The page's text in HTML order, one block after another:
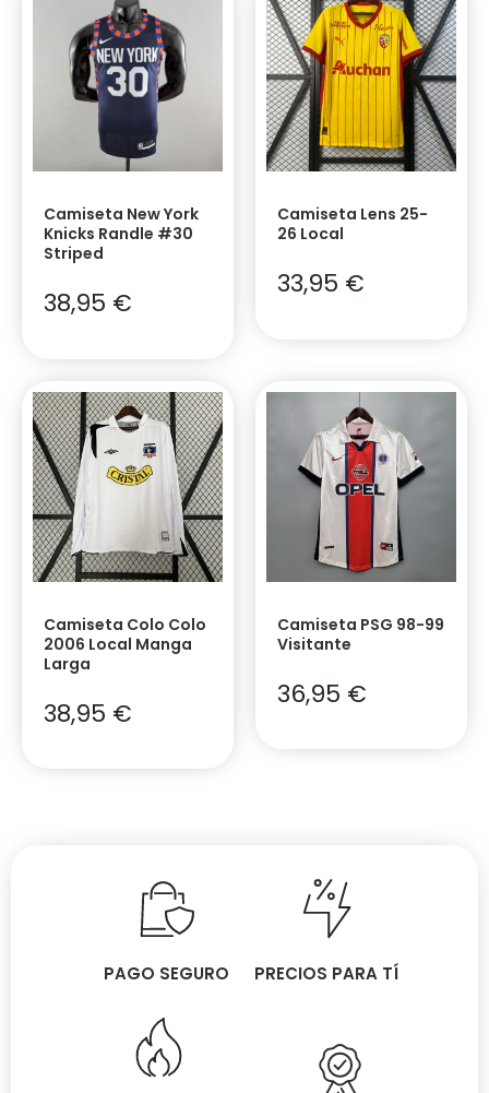
Camiseta New York
Knicks Randle #30
Striped
38,95 €
Camiseta Lens 25-
26 Local
33,95 €
Camiseta Colo Colo
2006 Local Manga
Larga
38,95 €
Camiseta PSG 98-99
Visitante
36,95 €
PAGO SEGURO PRECIOS PARA TÍ